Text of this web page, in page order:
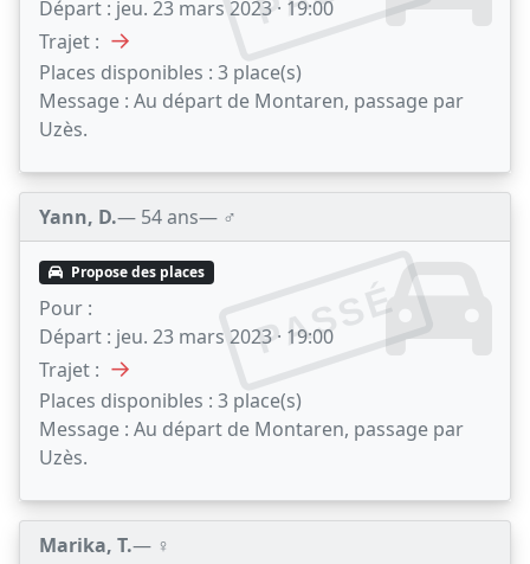
Départ : jeu. 23 mars 2023 · 19:00
Trajet : →
Places disponibles : 3 place(s)
Message : Au départ de Montaren, passage par
Uzès.
Yann, D.— 54 ans— ♂️
PASSÉ
Propose des places
Pour :
Départ : jeu. 23 mars 2023 · 19:00
Trajet : →
Places disponibles : 3 place(s)
Message : Au départ de Montaren, passage par
Uzès.
Marika, T.— ♀️